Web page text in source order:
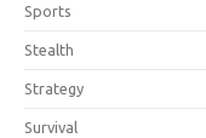
Sports
Stealth
Strategy
Survival